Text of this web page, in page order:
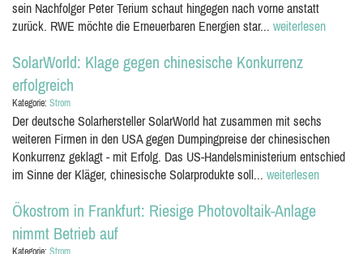
sein Nachfolger Peter Terium schaut hingegen nach vorne anstatt
zurück. RWE möchte die Erneuerbaren Energien star... weiterlesen
SolarWorld: Klage gegen chinesische Konkurrenz
erfolgreich
Kategorie: Strom
Der deutsche Solarhersteller SolarWorld hat zusammen mit sechs
weiteren Firmen in den USA gegen Dumpingpreise der chinesischen
Konkurrenz geklagt - mit Erfolg. Das US-Handelsministerium entschied
im Sinne der Kläger, chinesische Solarprodukte soll... weiterlesen
Ökostrom in Frankfurt: Riesige Photovoltaik-Anlage
nimmt Betrieb auf
Kategorie: Strom